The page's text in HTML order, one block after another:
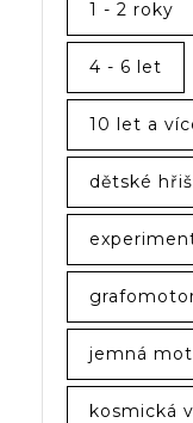
1 - 2 roky
4 - 6 let
10 let a
dětské
jemná
kosmická